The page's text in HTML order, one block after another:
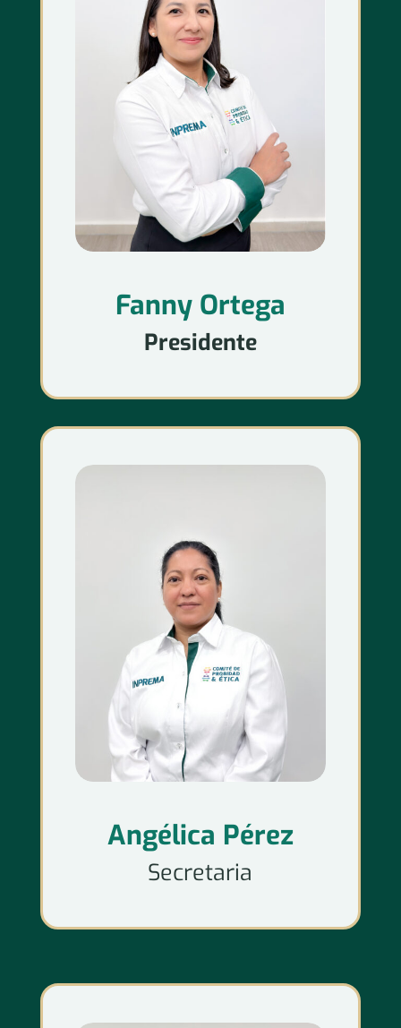
Fanny Ortega
Presidente
Angélica Pérez
Secretaria